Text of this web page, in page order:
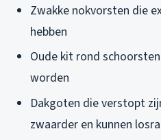
Zwakke nokvorsten die
hebben
Oude kit rond
worden
Dakgoten die verstopt
zwaarder en kunnen